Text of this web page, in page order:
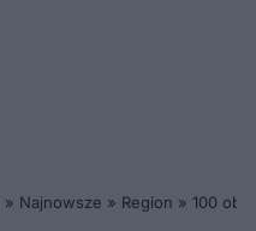
» Najnowsze » Region » 100